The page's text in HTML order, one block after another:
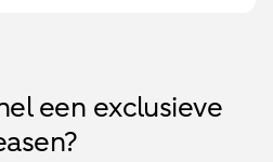
een exclusieve